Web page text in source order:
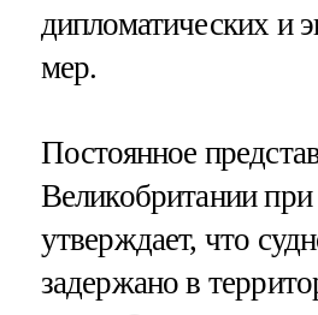
дипломатических и
мер.
Постоянное
Великобритании
утверждает, что
задержано в